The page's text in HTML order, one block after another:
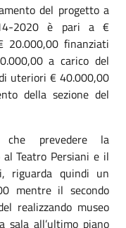
del progetto a
2020 è pari a €
20.000,00 finanziati
a carico del
uteriori € 40.000,00
della sezione del
prevedere la
Teatro Persiani e il
riguarda quindi un
mentre il secondo
realizzando museo
all’ultimo piano